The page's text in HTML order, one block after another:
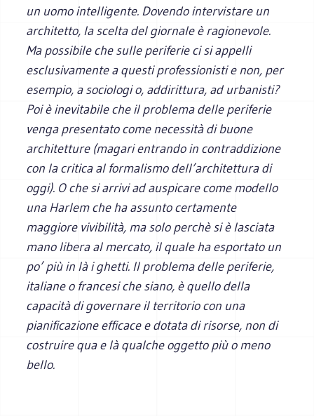
un uomo intelligente. Dovendo intervistare un
architetto, la scelta del giornale è ragionevole.
Ma possibile che sulle periferie ci si appelli
esclusivamente a questi professionisti e non, per
esempio, a sociologi o, addirittura, ad urbanisti?
Poi è inevitabile che il problema delle periferie
venga presentato come necessità di buone
architetture (magari entrando in contraddizione
con la critica al formalismo dell’architettura di
oggi). O che si arrivi ad auspicare come modello
una Harlem che ha assunto certamente
maggiore vivibilità, ma solo perchè si è lasciata
mano libera al mercato, il quale ha esportato un
po’ più in là i ghetti. Il problema delle periferie,
italiane o francesi che siano, è quello della
capacità di governare il territorio con una
pianificazione efficace e dotata di risorse, non di
costruire qua e là qualche oggetto più o meno
bello.